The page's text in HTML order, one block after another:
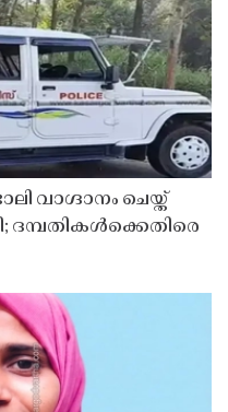
വാഗ്ദാനം ചെയ്ത്
ദമ്പതികൾക്കെതിരെ